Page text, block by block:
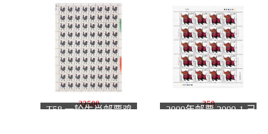
T58 一轮生肖邮票鸡
32500
2009年邮票 2009-1 己
350